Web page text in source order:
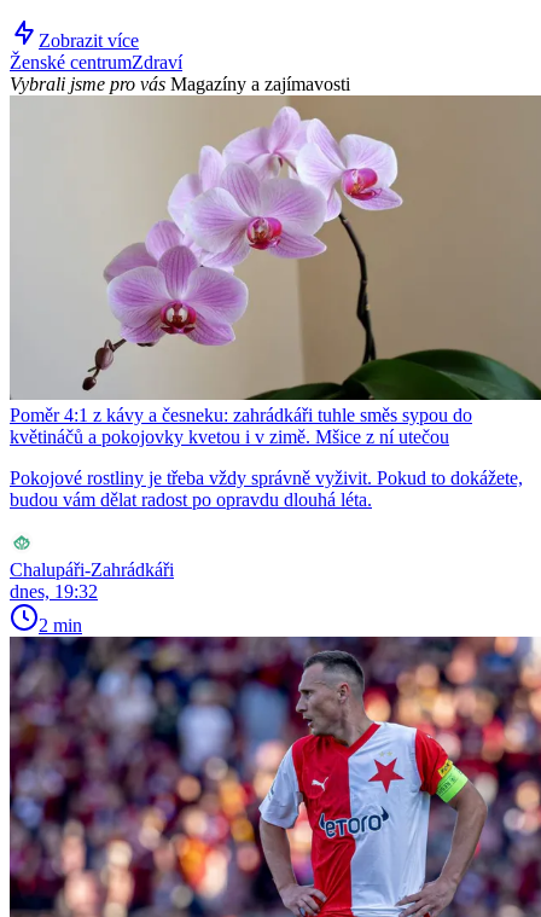
Zobrazit více
Ženské centrumZdraví
Vybrali jsme pro vás Magazíny a zajímavosti
Poměr 4:1 z kávy a česneku: zahrádkáři tuhle směs sypou do
květináčů a pokojovky kvetou i v zimě. Mšice z ní utečou
Pokojové rostliny je třeba vždy správně vyživit. Pokud to dokážete,
budou vám dělat radost po opravdu dlouhá léta.
Chalupáři-Zahrádkáři
dnes, 19:32
2 min